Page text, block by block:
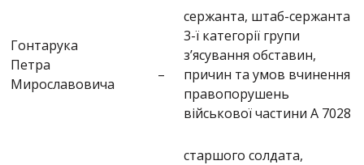
Гонтарука
Петра
Мирославовича
–
cержанта, штаб-сержанта
3-ї категорії групи
з’ясування обставин,
причин та умов вчинення
правопорушень
військової частини А 7028
старшого солдата,